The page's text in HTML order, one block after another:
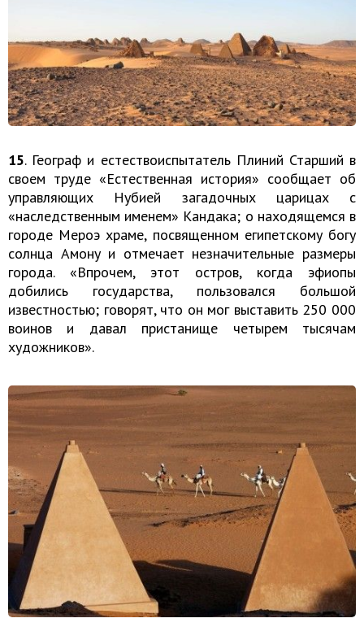
15. Географ и естествоиспытатель Плиний Старший в
своем труде «Естественная история» сообщает об
управляющих Нубией загадочных царицах с
«наследственным именем» Кандака; о находящемся в
городе Мероэ храме, посвященном египетскому богу
солнца Амону и отмечает незначительные размеры
города. «Впрочем, этот остров, когда эфиопы
добились государства, пользовался большой
известностью; говорят, что он мог выставить 250 000
воинов и давал пристанище четырем тысячам
художников».